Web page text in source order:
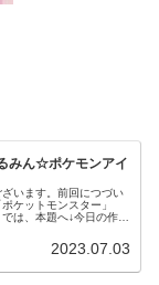
みん☆ポケモンアイ
います。前回につづい
ケットモンスター」
は、本題へ↓今日の作品
2023.07.03